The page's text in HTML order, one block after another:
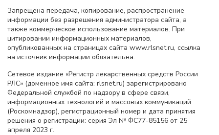
Запрещена передача, копирование, распространение
информации без разрешения администратора сайта, а
также коммерческое использование материалов. При
цитировании информационных материалов,
опубликованных на страницах сайта www.rlsnet.ru, ссылка
на источник информации обязательна.
Сетевое издание «Регистр лекарственных средств России
РЛС» (доменное имя сайта: rlsnet.ru) зарегистрировано
Федеральной службой по надзору в сфере связи,
информационных технологий и массовых коммуникаций
(Роскомнадзор), регистрационный номер и дата принятия
решения о регистрации: серия Эл № ФС77-85156 от 25
апреля 2023 г.